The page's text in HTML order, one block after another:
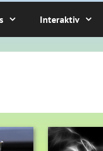
Interaktiv